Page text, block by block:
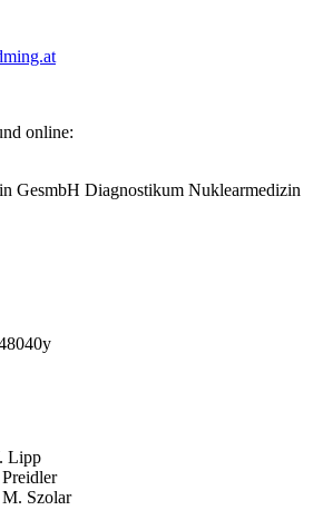
online:
GesmbH Diagnostikum Nuklearmedizin
Lipp
Szolar